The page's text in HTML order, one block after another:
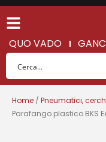
QUO VADO
Home / Pneumatici,
Parafango plastico BKS